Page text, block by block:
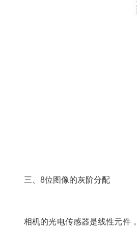
三、 8位图像的灰阶分配
相机的光电传感器是线性元件